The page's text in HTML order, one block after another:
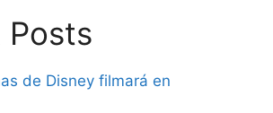
Posts
de Disney filmará en